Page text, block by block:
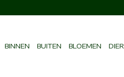
BINNEN BUITEN BLOEMEN DIER